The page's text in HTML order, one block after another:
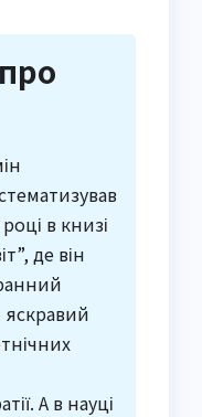
в книзі
де він
яскравий
А в науці